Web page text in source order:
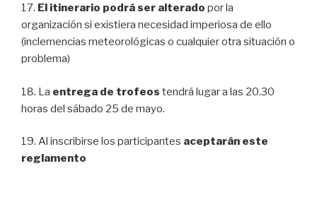
17. El itinerario podrá ser alterado por la
organización si existiera necesidad imperiosa de ello
(inclemencias meteorológicas o cualquier otra situación o
problema)
18. La entrega de trofeos tendrá lugar a las 20.30
horas del sábado 25 de mayo.
19. Al inscribirse los participantes aceptarán este
reglamento